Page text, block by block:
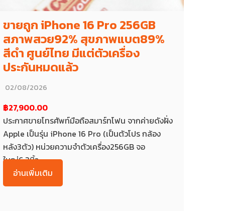
ขายถูก iPhone 16 Pro 256GB
สภาพสวย92% สุขภาพแบต89%
สีดำ ศูนย์ไทย มีแต่ตัวเครื่อง
ประกันหมดแล้ว
02/08/2026
฿27,900.00
ประกาศขายโทรศัพท์มือถือสมาร์ทโฟน จากค่ายดังฝั่ง
Apple เป็นรุ่น iPhone 16 Pro (เป็นตัวโปร กล้อง
หลัง3ตัว) หน่วยความจำตัวเครื่อง256GB จอ
ใหญ่6.3นิ้ว...
อ่านเพิ่มเติม